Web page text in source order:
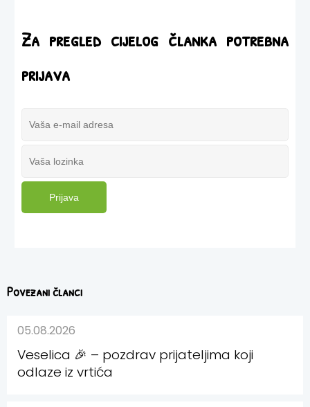
Za pregled cijelog članka potrebna
prijava
Prijava
Povezani članci
05.08.2026
Veselica 🎉 – pozdrav prijateljima koji
odlaze iz vrtića